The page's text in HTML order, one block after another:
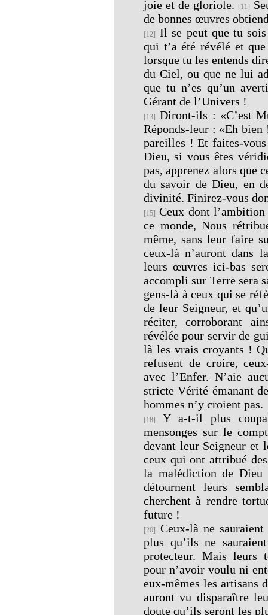
joie et de gloriole. [11]
de bonnes œuvres
[12] Il se peut que tu
qui t’a été révélé et
lorsque tu les entends
du Ciel, ou que ne lui
que tu n’es qu’un
Gérant de l’Univers !
[13] Diront-ils : «C’est
Réponds-leur : «Eh bien
pareilles ! Et faites-
Dieu, si vous êtes
pas, apprenez alors que
du savoir de Dieu, en
divinité. Finirez-vous
[15] Ceux dont
ce monde, Nous
même, sans leur faire
ceux-là n’auront dans
leurs œuvres ici-bas
accompli sur Terre sera
gens-là à ceux qui se
de leur Seigneur, et
réciter, corroborant
révélée pour servir de
là les vrais croyants !
refusent de croire,
avec l’Enfer. N’aie
stricte Vérité émanant
hommes n’y croient pas.
[18]
Y a-t-il plus
mensonges sur le
devant leur Seigneur et
ceux qui ont attribué
la malédiction de Dieu
détournent leurs
cherchent à rendre
future !
[20]
Ceux-là ne
plus qu’ils ne
protecteur. Mais leurs
pour n’avoir voulu ni
eux-mêmes les artisans
auront vu disparaître
doute qu’ils seront les